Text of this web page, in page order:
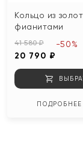
Кольцо из
фианитами
41 580 ₽
20 790 ₽
-50%
ПОДРОБНЕЕ